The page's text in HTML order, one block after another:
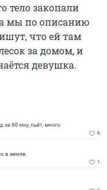
тело закопали
а мы по описанию
что ей там
за домом, и
девушка.